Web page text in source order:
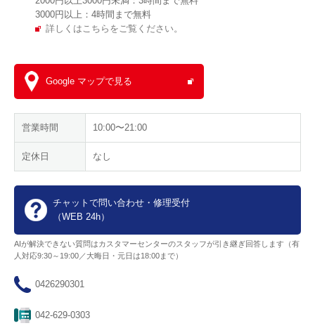
3000円以上：4時間まで無料
詳しくはこちらをご覧ください。
Google マップで見る
営業時間 10:00〜21:00
定休日 なし
チャットで問い合わせ・修理受付
（WEB 24h）
AIが解決できない質問はカスタマーセンターのスタッフが引き継ぎ回答します（有
人対応9:30～19:00／大晦日・元日は18:00まで）
0426290301
042-629-0303